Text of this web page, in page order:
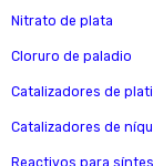
Nitrato de plata
Cloruro de paladio
Catalizadores de
Catalizadores de
Reactivos para